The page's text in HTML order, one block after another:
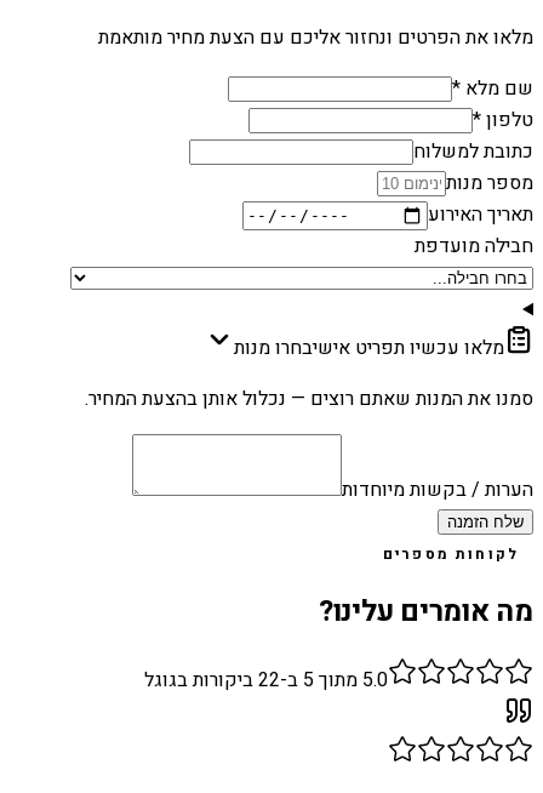
מלאו את הפרטים ונחזור אליכם עם הצעת מחיר מותאמת
שם מלא *
טלפון *
כתובת למשלוח
מספר מנות
תאריך האירוע
חבילה מועדפת
מלאו עכשיו תפריט אישיבחרו מנות
סמנו את המנות שאתם רוצים — נכלול אותן בהצעת המחיר.
הערות / בקשות מיוחדות
שלח הזמנה
לקוחות מספרים
מה אומרים עלינו?
5.0 מתוך 5 ב- 22ביקורות בגוגל